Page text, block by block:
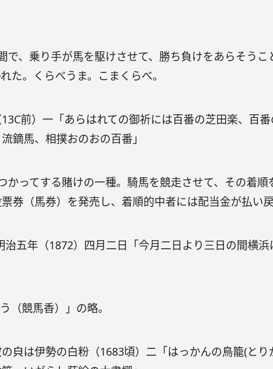
で、乗り手が馬を駆けさせて、勝ち負けをあらそうこ
た。くらべうま。こまくらべ。
前）一「あらはれての御祈には百番の芝田楽、百
鏑馬、相撲おのおの百番」
かってする賭けの一種。騎馬を競走させて、その着順
券（馬券）を発売し、着順的中者には配当金が払い戻
治五年（1872）四月二日「今月二日より三日の間横浜
（競馬香）」の略。
㒵は伊勢の白粉（1683頃）二「はっかんの鳥籠(とり